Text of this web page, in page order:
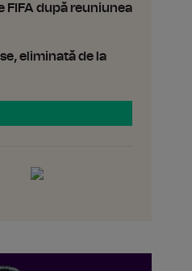
FIFA după reuniunea
eliminată de la